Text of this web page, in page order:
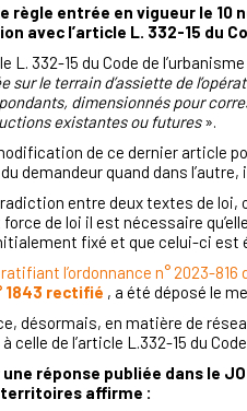
règle entrée en vigueur le 10
avec l’article L. 332-15 du
L. 332-15 du Code de
sur le terrain d’assiette de
dimensionnés pour
existantes ou futures».
de ce dernier article
demandeur quand dans
entre deux textes de loi,
de loi il est nécessaire
fixé et que celui-ci est
l’ordonnance n° 2023-
1843 rectifié , a été déposé le
désormais, en matière de
celle de l’article L.332-15 du
une réponse publiée dans le
affirme :